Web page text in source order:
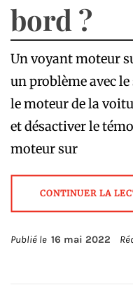
bord ?
Un voyant moteur
un problème avec
le moteur de la
et désactiver le
moteur sur
CONTINUER LA
Publié le 16 mai 2022